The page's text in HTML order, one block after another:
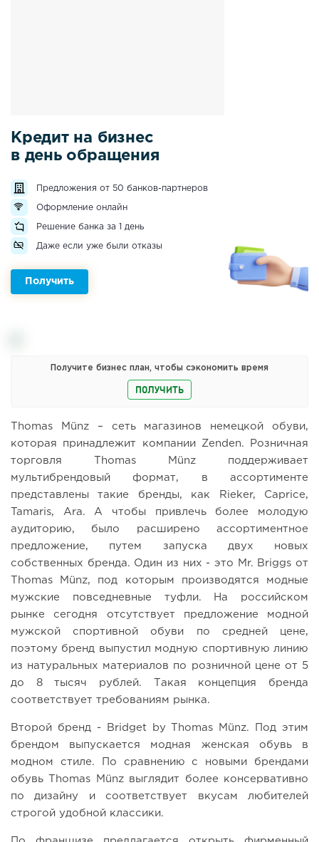
Кредит на бизнес
в день обращения
Предложения от 50 банков-партнеров
Оформление онлайн
Решение банка за 1 день
Даже если уже были отказы
Получить
Получите бизнес план, чтобы сэкономить время
ПОЛУЧИТЬ
Thomas Münz – сеть магазинов немецкой обуви,
которая принадлежит компании Zenden. Розничная
торговля Thomas Münz поддерживает
мультибрендовый формат, в ассортименте
представлены такие бренды, как Rieker, Caprice,
Tamaris, Ara. А чтобы привлечь более молодую
аудиторию, было расширено ассортиментное
предложение, путем запуска двух новых
собственных бренда. Один из них - это Mr. Briggs от
Thomas Münz, под которым производятся модные
мужские повседневные туфли. На российском
рынке сегодня отсутствует предложение модной
мужской спортивной обуви по средней цене,
поэтому бренд выпустил модную спортивную линию
из натуральных материалов по розничной цене от 5
до 8 тысяч рублей. Такая концепция бренда
соответствует требованиям рынка.
Второй бренд - Bridget by Thomas Münz. Под этим
брендом выпускается модная женская обувь в
модном стиле. По сравнению с новыми брендами
обувь Thomas Münz выглядит более консервативно
по дизайну и соответствует вкусам любителей
строгой удобной классики.